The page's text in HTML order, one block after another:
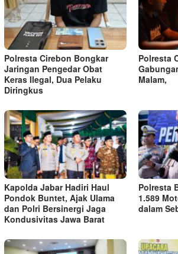
Polresta Cirebon Bongkar
Jaringan Pengedar Obat
Keras Ilegal, Dua Pelaku
Diringkus
Polresta
Malam,
Kapolda Jabar Hadiri Haul
Pondok Buntet, Ajak Ulama
dan Polri Bersinergi Jaga
Kondusivitas Jawa Barat
Polresta
1.589
dalam